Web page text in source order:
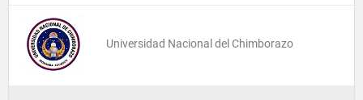
Universidad Nacional del Chimborazo